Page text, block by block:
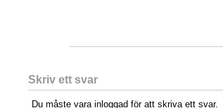
Skriv ett svar
Du måste vara inloggad för att skriva ett svar.